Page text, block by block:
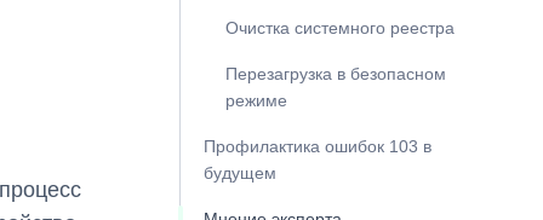
Очистка системного реестра
Перезагрузка в безопасном
режиме
Профилактика ошибок 103 в
будущем